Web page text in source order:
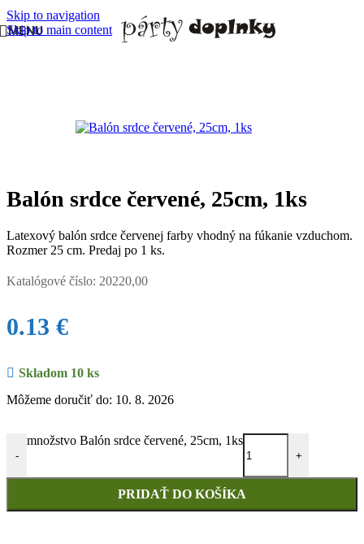
Skip to navigation
Skip to main content
MENU
Balóny rôznych tvarov
Balón srdce červené, 25cm, 1ks
Latexový balón srdce červenej farby vhodný na fúkanie vzduchom.
Rozmer 25 cm. Predaj po 1 ks.
Katalógové číslo: 20220,00
0.13 €
Skladom 10 ks
Môžeme doručiť do: 10. 8. 2026
-
množstvo Balón srdce červené, 25cm, 1ks
+
PRIDAŤ DO KOŠÍKA